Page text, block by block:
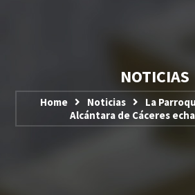
NOTICIAS
Home Noticias
La
Alcántara de Cáceres